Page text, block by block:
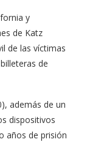
y
de Katz
de las víctimas
de
además de un
dispositivos
años de prisión